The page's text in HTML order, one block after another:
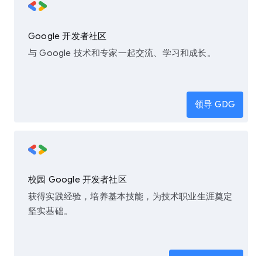
Google 开发者社区
与 Google 技术和专家一起交流、学习和成长。
领导 GDG
校园 Google 开发者社区
获得实践经验，培养基本技能，为技术职业生涯奠定
坚实基础。